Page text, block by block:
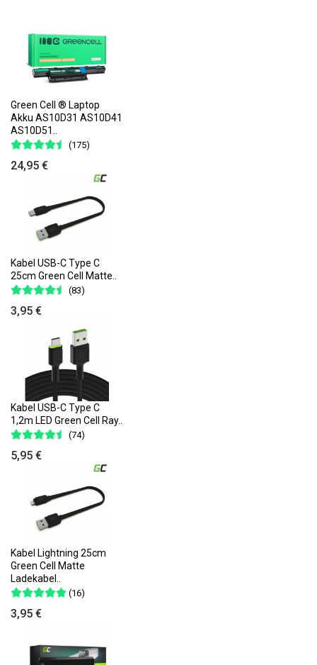
Green Cell ® Laptop
Akku AS10D31 AS10D41
AS10D51..
(175)
24,95 €
Kabel USB-C Type C
25cm Green Cell Matte..
(83)
3,95 €
Kabel USB-C Type C
1,2m LED Green Cell Ray..
(74)
5,95 €
Kabel Lightning 25cm
Green Cell Matte
Ladekabel..
(16)
3,95 €